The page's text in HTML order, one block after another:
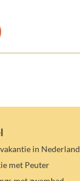
in Nederland
met Peuter